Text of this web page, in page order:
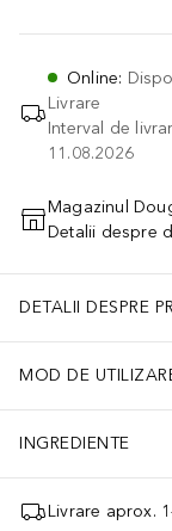
Online:
Livrare
Interval de
11.08.2026
Magazinul
Detalii despre
DETALII DESPRE
MOD DE
INGREDIENTE
Livrare aprox.